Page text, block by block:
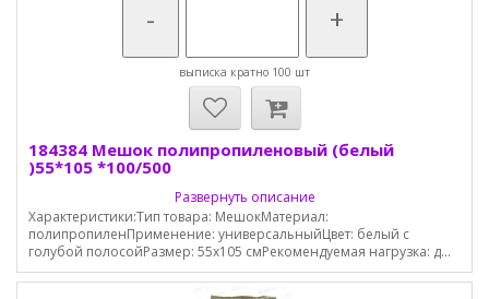
- +
выписка кратно 100 шт
184384 Мешок полипропиленовый (белый
)55*105 *100/500
Развернуть описание
Характеристики:Тип товара: МешокМатериал:
полипропиленПрименение: универсальныйЦвет: белый с
голубой полосойРазмер: 55х105 смРекомендуемая нагрузка: д...